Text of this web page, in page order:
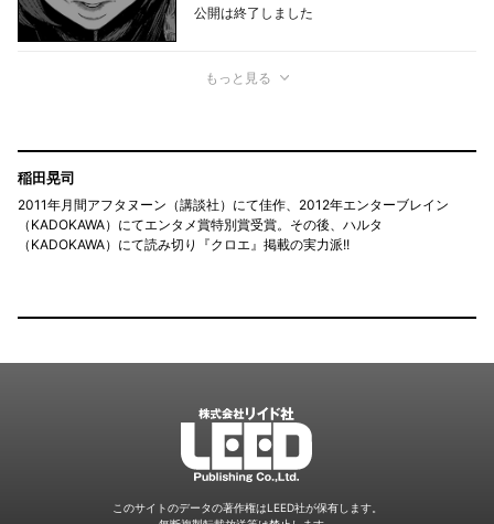
公開は終了しました
もっと見る
稲田晃司
2011年月間アフタヌーン（講談社）にて佳作、2012年エンターブレイン
（KADOKAWA）にてエンタメ賞特別賞受賞。その後、ハルタ
（KADOKAWA）にて読み切り『クロエ』掲載の実力派!!
LEED
このサイトのデータの著作権はLEED社が保有します。